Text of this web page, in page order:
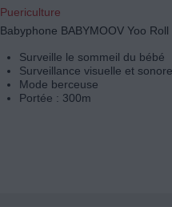
Puericulture
Babyphone BABYMOOV Yoo Roll
Surveille le sommeil du bébé
Surveillance visuelle et sonore
Mode berceuse
Portée : 300m